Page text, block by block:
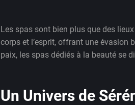
Les spas sont bien plus que des
corps et l’esprit, offrant une évasion
paix, les spas dédiés à la beauté se
Un Univers de